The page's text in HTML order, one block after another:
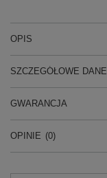
OPIS
SZCZEGÓŁOWE DANE
GWARANCJA
OPINIE (0)